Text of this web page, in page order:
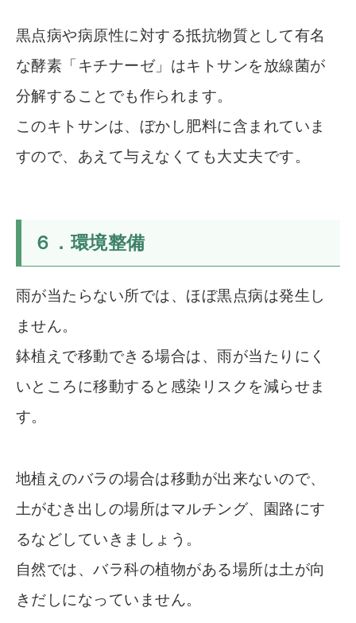
黒点病や病原性に対する抵抗物質として有名
な酵素「キチナーゼ」はキトサンを放線菌が
分解することでも作られます。
このキトサンは、ぼかし肥料に含まれていま
すので、あえて与えなくても大丈夫です。
６．環境整備
雨が当たらない所では、ほぼ黒点病は発生し
ません。
鉢植えで移動できる場合は、雨が当たりにく
いところに移動すると感染リスクを減らせま
す。
地植えのバラの場合は移動が出来ないので、
土がむき出しの場所はマルチング、園路にす
るなどしていきましょう。
自然では、バラ科の植物がある場所は土が向
きだしになっていません。